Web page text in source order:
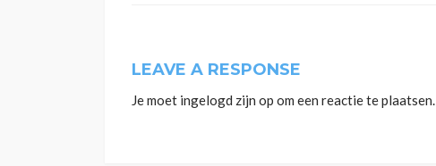
LEAVE A RESPONSE
Je moet ingelogd zijn op om een reactie te plaatsen.